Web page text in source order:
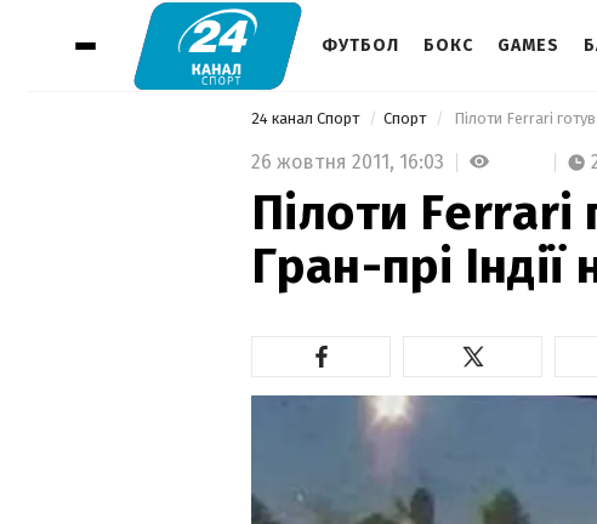
ФУТБОЛ БОКС GAMES
24 канал Спорт Спорт Пілоти Ferrari
26 жовтня 2011, 16:03
Пілоти Ferrari
Гран-прі